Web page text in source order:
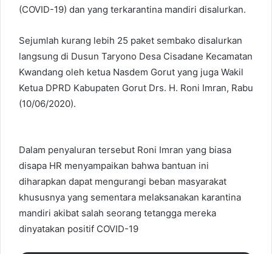
(COVID-19) dan yang terkarantina mandiri disalurkan.
Sejumlah kurang lebih 25 paket sembako disalurkan
langsung di Dusun Taryono Desa Cisadane Kecamatan
Kwandang oleh ketua Nasdem Gorut yang juga Wakil
Ketua DPRD Kabupaten Gorut Drs. H. Roni Imran, Rabu
(10/06/2020).
Dalam penyaluran tersebut Roni Imran yang biasa
disapa HR menyampaikan bahwa bantuan ini
diharapkan dapat mengurangi beban masyarakat
khususnya yang sementara melaksanakan karantina
mandiri akibat salah seorang tetangga mereka
dinyatakan positif COVID-19